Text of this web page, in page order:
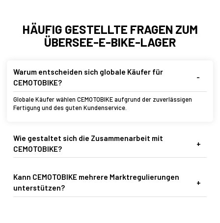
HÄUFIG GESTELLTE FRAGEN ZUM
ÜBERSEE-E-BIKE-LAGER
Warum entscheiden sich globale Käufer für
CEMOTOBIKE?
Globale Käufer wählen CEMOTOBIKE aufgrund der zuverlässigen
Fertigung und des guten Kundenservice.
Wie gestaltet sich die Zusammenarbeit mit
CEMOTOBIKE?
Kann CEMOTOBIKE mehrere Marktregulierungen
unterstützen?